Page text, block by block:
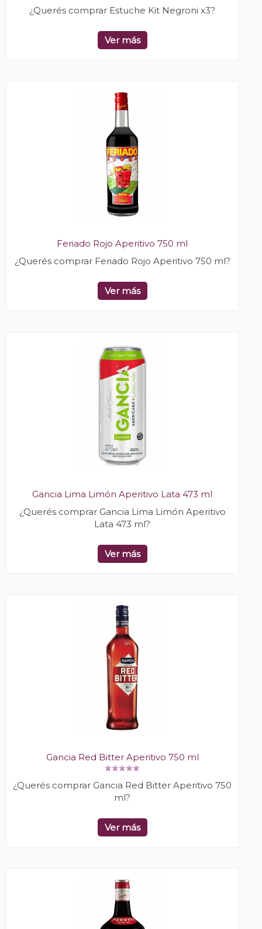
¿Querés comprar Estuche Kit Negroni x3?
Ver más
Feriado Rojo Aperitivo 750 ml
¿Querés comprar Feriado Rojo Aperitivo 750 ml?
Ver más
Gancia Lima Limón Aperitivo Lata 473 ml
¿Querés comprar Gancia Lima Limón Aperitivo
Lata 473 ml?
Ver más
Gancia Red Bitter Aperitivo 750 ml
¿Querés comprar Gancia Red Bitter Aperitivo 750
ml?
Ver más